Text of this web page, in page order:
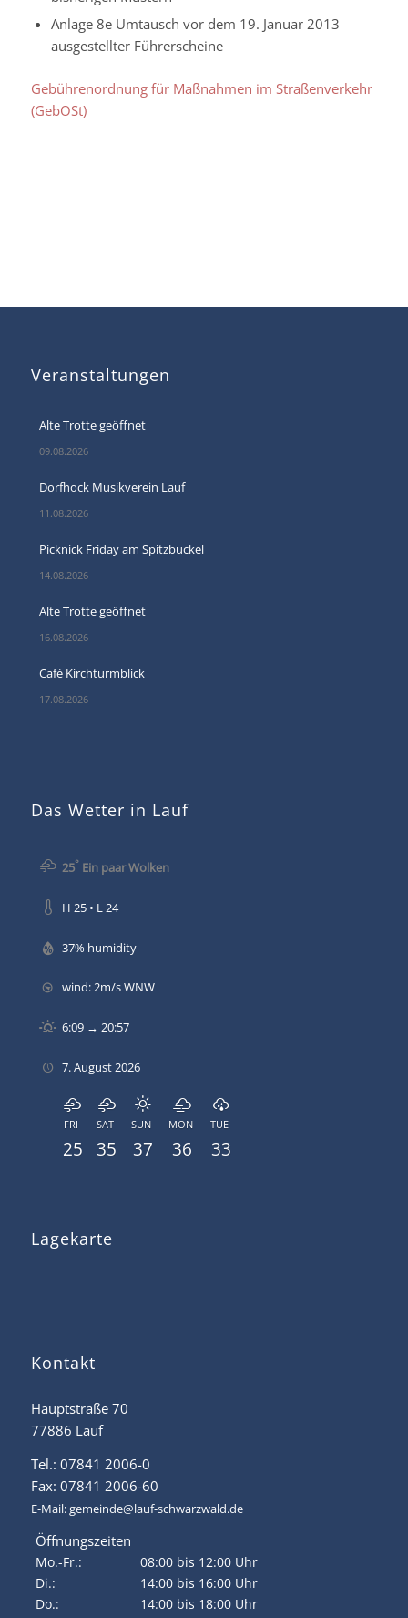
Anlage 8e Umtausch vor dem 19. Januar 2013
ausgestellter Führerscheine
Gebührenordnung für Maßnahmen im Straßenverkehr
(GebOSt)
Veranstaltungen
Alte Trotte geöffnet
09.08.2026
Dorfhock Musikverein Lauf
11.08.2026
Picknick Friday am Spitzbuckel
14.08.2026
Alte Trotte geöffnet
16.08.2026
Café Kirchturmblick
17.08.2026
Das Wetter in Lauf
25° Ein paar Wolken
H 25 • L 24
37% humidity
wind: 2m/s WNW
6:09 → 20:57
7. August 2026
FRI
25
SAT
35
SUN
37
MON
36
TUE
33
Lagekarte
Kontakt
Hauptstraße 70
77886 Lauf
Tel.: 07841 2006-0
Fax: 07841 2006-60
E-Mail:gemeinde@lauf-schwarzwald.de
Öffnungszeiten
Mo.-Fr.:
08:00 bis 12:00 Uhr
Di.:
14:00 bis 16:00 Uhr
Do.:
14:00 bis 18:00 Uhr